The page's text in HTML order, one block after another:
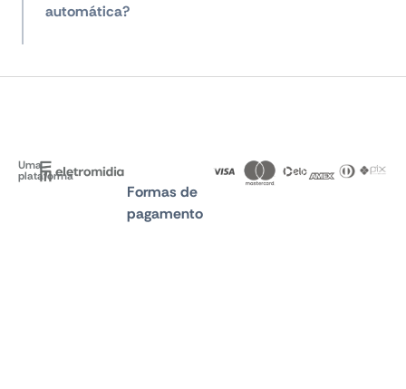
automática?
Uma
plataforma
Formas de
pagamento